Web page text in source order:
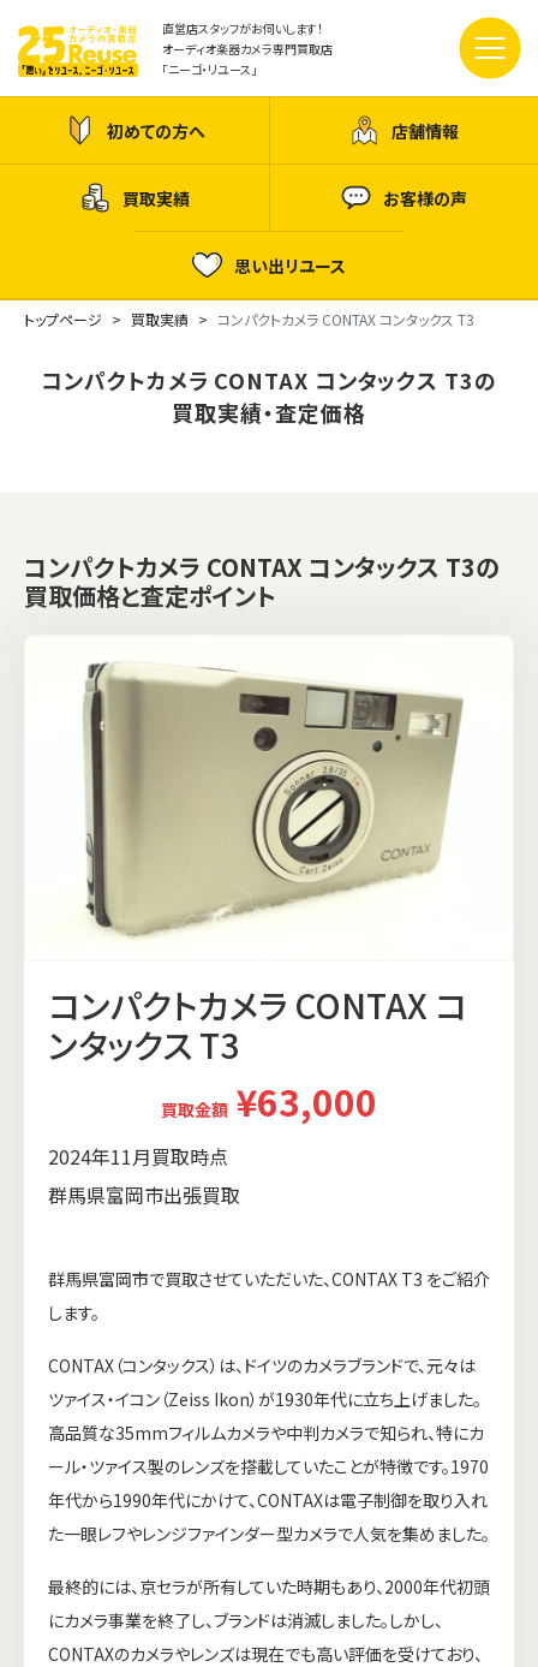
直営店スタッフがお伺いします！
オーディオ楽器カメラ専門買取店
「ニーゴ・リユース」
初めての方へ 店舗情報
買取実績 お客様の声
思い出リユース
トップページ 買取実績 コンパクトカメラ CONTAX コンタックス T3
コンパクトカメラ CONTAX コンタックス T3の
買取実績・査定価格
コンパクトカメラ CONTAX コンタックス T3の
買取価格と査定ポイント
コンパクトカメラ CONTAX コ
ンタックス T3
買取金額 ¥63,000
2024年11月買取時点
群馬県富岡市出張買取
群馬県富岡市で買取させていただいた、CONTAX T3 をご紹介
します。
CONTAX（コンタックス）は、ドイツのカメラブランドで、元々は
ツァイス・イコン（Zeiss Ikon）が1930年代に立ち上げました。
高品質な35mmフィルムカメラや中判カメラで知られ、特にカ
ール・ツァイス製のレンズを搭載していたことが特徴です。1970
年代から1990年代にかけて、CONTAXは電子制御を取り入れ
た一眼レフやレンジファインダー型カメラで人気を集めました。
最終的には、京セラが所有していた時期もあり、2000年代初頭
にカメラ事業を終了し、ブランドは消滅しました。しかし、
CONTAXのカメラやレンズは現在でも高い評価を受けており、